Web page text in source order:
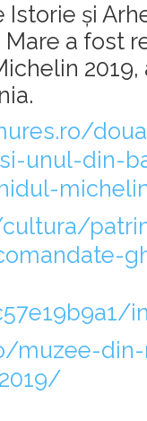
Istorie şi
Mare a fost
unul-din-
muzee-